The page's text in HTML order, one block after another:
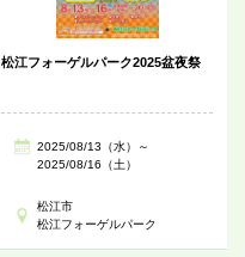
松江フォーゲルパーク2025盆夜祭
2025/08/13（水）～
2025/08/16（土）
松江市
松江フォーゲルパーク